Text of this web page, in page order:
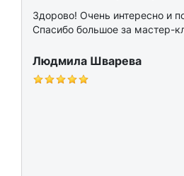
Здорово! Очень интересно и
Спасибо большое за мастер-
Людмила Шварева